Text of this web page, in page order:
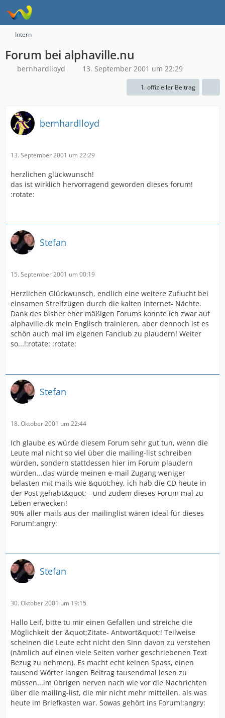
Intern
Forum bei alphaville.nu
bernhardlloyd 13. September 2001 um 22:29
1. offizieller Beitrag
bernhardlloyd
13. September 2001 um 22:29
herzlichen glückwunsch!
das ist wirklich hervorragend geworden dieses forum!
:rotate:
Stefan
15. September 2001 um 00:19
Herzlichen Glückwunsch, endlich eine weitere Zuflucht bei
einsamen Streifzügen durch die kalten Internet- Nächte.
Dank des bisher eher mäßigen Forums konnte ich zwar auf
alphaville.dk mein Englisch trainieren, aber dennoch ist es
schön auch mal im eigenen Fanclub zu plaudern! Weiter
so...!:rotate: :rotate:
Stefan
18. Oktober 2001 um 22:44
Ich glaube es würde diesem Forum sehr gut tun, wenn die
Leute mal nicht so viel über die mailing-list schreiben
würden, sondern stattdessen hier im Forum plaudern
würden...das würde meinen e-mail Zugang weniger
belasten mit mails wie &quot;hey, ich hab die CD heute in
der Post gehabt&quot; - und zudem dieses Forum mal zu
Leben erwecken!
90% aller mails aus der mailinglist wären ideal für dieses
Forum!:angry:
Stefan
30. Oktober 2001 um 19:15
Hallo Leif, bitte tu mir einen Gefallen und streiche die
Möglichkeit der &quot;Zitate- Antwort&quot;! Teilweise
scheinen die Leute echt nicht den Sinn davon zu verstehen
(nämlich auf einen viele Seiten vorher geschriebenen Text
Bezug zu nehmen). Es macht echt keinen Spass, einen
tausend Wörter langen Beitrag tausendmal lesen zu
müssen...im übrigen nerven nach wie vor die Nachrichten
über die mailing-list, die mir nicht mehr mitteilen, als was
heute im Briefkasten war. Sowas gehört ins Forum!:angry: